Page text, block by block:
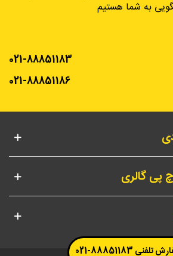
021-88851183
021-88851186
پی گالری
تلفنی 88851183-021